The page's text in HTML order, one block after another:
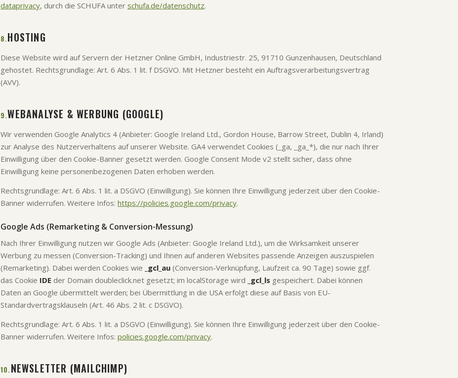
dataprivacy, durch die SCHUFA unter schufa.de/datenschutz.
8.HOSTING
Diese Website wird auf Servern der Hetzner Online GmbH, Industriestr. 25, 91710 Gunzenhausen, Deutschland
gehostet. Rechtsgrundlage: Art. 6 Abs. 1 lit. f DSGVO. Mit Hetzner besteht ein Auftragsverarbeitungsvertrag
(AVV).
9.WEBANALYSE & WERBUNG (GOOGLE)
Wir verwenden Google Analytics 4 (Anbieter: Google Ireland Ltd., Gordon House, Barrow Street, Dublin 4, Irland)
zur Analyse des Nutzerverhaltens auf unserer Website. GA4 verwendet Cookies (_ga, _ga_*), die nur nach Ihrer
Einwilligung über den Cookie-Banner gesetzt werden. Google Consent Mode v2 stellt sicher, dass ohne
Einwilligung keine personenbezogenen Daten erhoben werden.
Rechtsgrundlage: Art. 6 Abs. 1 lit. a DSGVO (Einwilligung). Sie können Ihre Einwilligung jederzeit über den Cookie-
Banner widerrufen. Weitere Infos: https://policies.google.com/privacy.
Google Ads (Remarketing & Conversion-Messung)
Nach Ihrer Einwilligung nutzen wir Google Ads (Anbieter: Google Ireland Ltd.), um die Wirksamkeit unserer
Werbung zu messen (Conversion-Tracking) und Ihnen auf anderen Websites passende Anzeigen auszuspielen
(Remarketing). Dabei werden Cookies wie _gcl_au (Conversion-Verknüpfung, Laufzeit ca. 90 Tage) sowie ggf.
das Cookie IDE der Domain doubleclick.net gesetzt; im localStorage wird _gcl_ls gespeichert. Dabei können
Daten an Google übermittelt werden; bei Übermittlung in die USA erfolgt diese auf Basis von EU-
Standardvertragsklauseln (Art. 46 Abs. 2 lit. c DSGVO).
Rechtsgrundlage: Art. 6 Abs. 1 lit. a DSGVO (Einwilligung). Sie können Ihre Einwilligung jederzeit über den Cookie-
Banner widerrufen. Weitere Infos: policies.google.com/privacy.
10.NEWSLETTER (MAILCHIMP)